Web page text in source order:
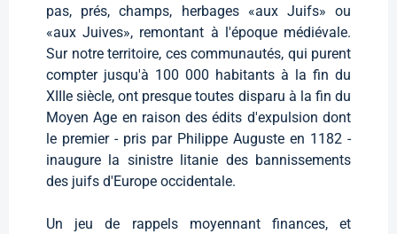
pas, prés, champs, herbages «aux Juifs» ou
«aux Juives», remontant à l'époque médiévale.
Sur notre territoire, ces communautés, qui purent
compter jusqu'à 100 000 habitants à la fin du
XIIIe siècle, ont presque toutes disparu à la fin du
Moyen Age en raison des édits d'expulsion dont
le premier - pris par Philippe Auguste en 1182 -
inaugure la sinistre litanie des bannissements
des juifs d'Europe occidentale.
Un jeu de rappels moyennant finances, et